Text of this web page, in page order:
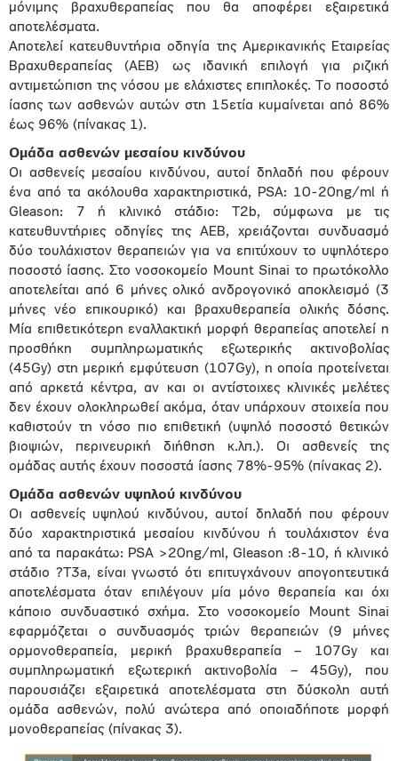
μόνιμης βραχυθεραπείας που θα αποφέρει εξαιρετικά
αποτελέσματα.
Αποτελεί κατευθυντήρια οδηγία της Αμερικανικής Εταιρείας
Βραχυθεραπείας (ΑΕΒ) ως ιδανική επιλογή για ριζική
αντιμετώπιση της νόσου με ελάχιστες επιπλοκές. Το ποσοστό
ίασης των ασθενών αυτών στη 15ετία κυμαίνεται από 86%
έως 96% (πίνακας 1).
Ομάδα ασθενών μεσαίου κινδύνου
Οι ασθενείς μεσαίου κινδύνου, αυτοί δηλαδή που φέρουν
ένα από τα ακόλουθα χαρακτηριστικά, PSA: 10-20ng/ml ή
Gleason: 7 ή κλινικό στάδιο: T2b, σύμφωνα με τις
κατευθυντήριες οδηγίες της ΑΕΒ, χρειάζονται συνδυασμό
δύο τουλάχιστον θεραπειών για να επιτύχουν το υψηλότερο
ποσοστό ίασης. Στο νοσοκομείο Mount Sinai το πρωτόκολλο
αποτελείται από 6 μήνες ολικό ανδρογονικό αποκλεισμό (3
μήνες νέο επικουρικό) και βραχυθεραπεία ολικής δόσης.
Μία επιθετικότερη εναλλακτική μορφή θεραπείας αποτελεί η
προσθήκη συμπληρωματικής εξωτερικής ακτινοβολίας
(45Gy) στη μερική εμφύτευση (107Gy), η οποία προτείνεται
από αρκετά κέντρα, αν και οι αντίστοιχες κλινικές μελέτες
δεν έχουν ολοκληρωθεί ακόμα, όταν υπάρχουν στοιχεία που
καθιστούν τη νόσο πιο επιθετική (υψηλό ποσοστό θετικών
βιοψιών, περινευρική διήθηση κ.λπ.). Οι ασθενείς της
ομάδας αυτής έχουν ποσοστά ίασης 78%-95% (πίνακας 2).
Ομάδα ασθενών υψηλού κινδύνου
Οι ασθενείς υψηλού κινδύνου, αυτοί δηλαδή που φέρουν
δύο χαρακτηριστικά μεσαίου κινδύνου ή τουλάχιστον ένα
από τα παρακάτω: PSA >20ng/ml, Gleason :8-10, ή κλινικό
στάδιο ?Τ3a, είναι γνωστό ότι επιτυγχάνουν απογοητευτικά
αποτελέσματα όταν επιλέγουν μία μόνο θεραπεία και όχι
κάποιο συνδυαστικό σχήμα. Στο νοσοκομείο Mount Sinai
εφαρμόζεται ο συνδυασμός τριών θεραπειών (9 μήνες
ορμονοθεραπεία, μερική βραχυθεραπεία – 107Gy και
συμπληρωματική εξωτερική ακτινοβολία – 45Gy), που
παρουσιάζει εξαιρετικά αποτελέσματα στη δύσκολη αυτή
ομάδα ασθενών, πολύ ανώτερα από οποιαδήποτε μορφή
μονοθεραπείας (πίνακας 3).